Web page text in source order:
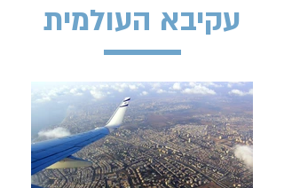
עקיבא העולמית